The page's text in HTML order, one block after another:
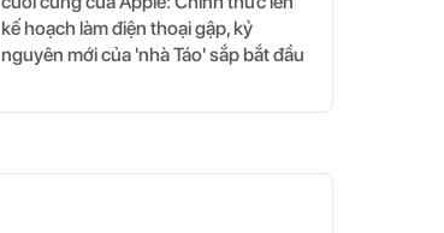
kế hoạch làm điện thoại gập, kỷ
nguyên mới của 'nhà Táo' sắp bắt đầu